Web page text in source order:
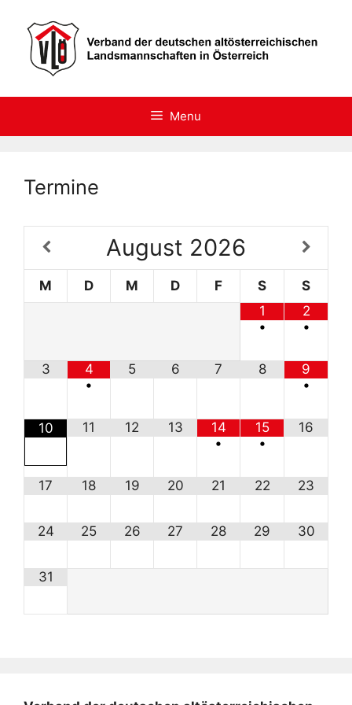
content
Menu
Termine
August 2026
M D M D F S
S
1
•
2
•
3
4
•
5 6 7 8
9
•
10 11 12 13
14
•
15
•
16
17 18 19 20 21 22 23
24 25 26 27 28 29 30
31